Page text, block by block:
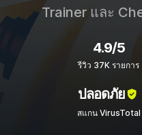
Trainer และ
4.9/5
รีวิว 37K รายการ
ปลอดภัย
สแกน VirusTotal